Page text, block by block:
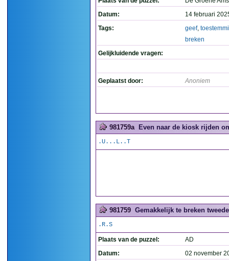
Datum:
14 februari
Tags:
geef,
breken
Gelijkluidende vragen:
Geplaatst door: Anoniem
981759a Even naar de kiosk rijden
.U...L..T
981759 Gemakkelijk te breken
.R.S
Plaats van de puzzel:
AD
Datum:
02 november